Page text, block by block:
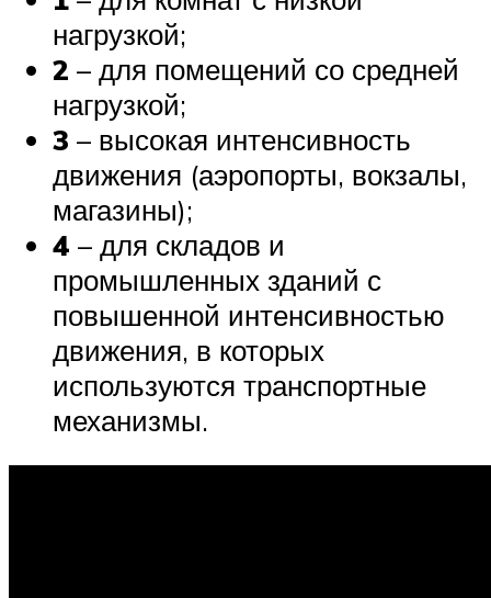
нагрузкой;
2 – для помещений со средней
нагрузкой;
3 – высокая интенсивность
движения (аэропорты, вокзалы,
магазины);
4 – для складов и
промышленных зданий с
повышенной интенсивностью
движения, в которых
используются транспортные
механизмы.